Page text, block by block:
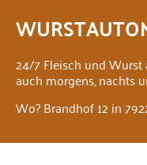
24/7 Fleisch und
auch morgens, nachts
Wo? Brandhof 12 in